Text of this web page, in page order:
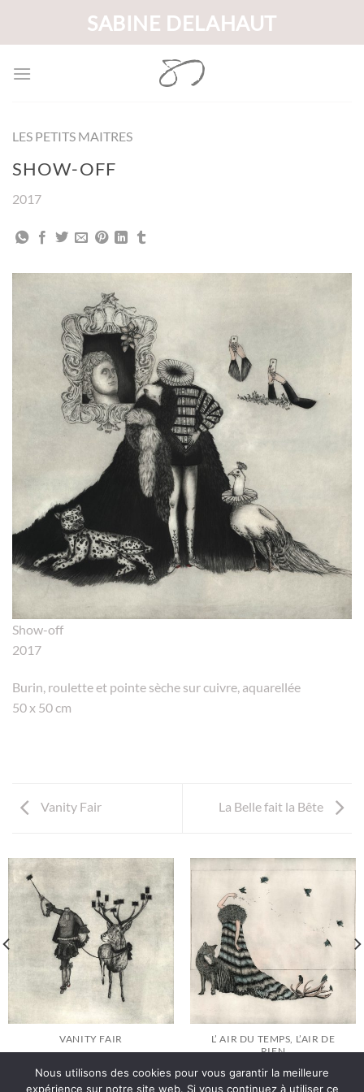
contenu
SABINE DELAHAUT
LES PETITS MAITRES
SHOW-OFF
2017
Show-off
2017
Burin, roulette et pointe sèche sur cuivre, aquarellée
50 x 50 cm
Vanity Fair La Belle fait la Bête
VANITY FAIR
L’ AIR DU TEMPS, L’AIR DE
RIEN
Nous utilisons des cookies pour vous garantir la meilleure
expérience sur notre site web. Si vous continuez à utiliser ce